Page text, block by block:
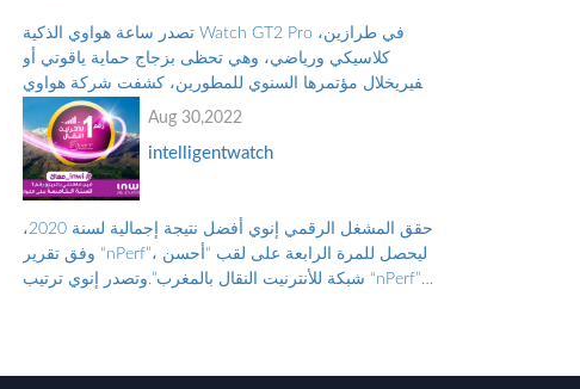
تصدر ساعة هواوي الذكية Watch GT2 Pro في طرازين،
كلاسيكي ورياضي، وهي تحظى بزجاج حماية ياقوتي أو
صفيريخلال مؤتمرها السنوي للمطورين، كشفت شركة هواوي
Huawei عن ساعتها الذكية الجديدة “هواوي ووتش جي تي2
برو...
Aug 30,2022
intelligentwatch
حقق المشغل الرقمي إنوي أفضل نتيجة إجمالية لسنة 2020،
وفق تقرير “nPerf”، ليحصل للمرة الرابعة على لقب “أحسن
شبكة للأنترنيت النقال بالمغرب”.وتصدر إنوي ترتيب “nPerf”